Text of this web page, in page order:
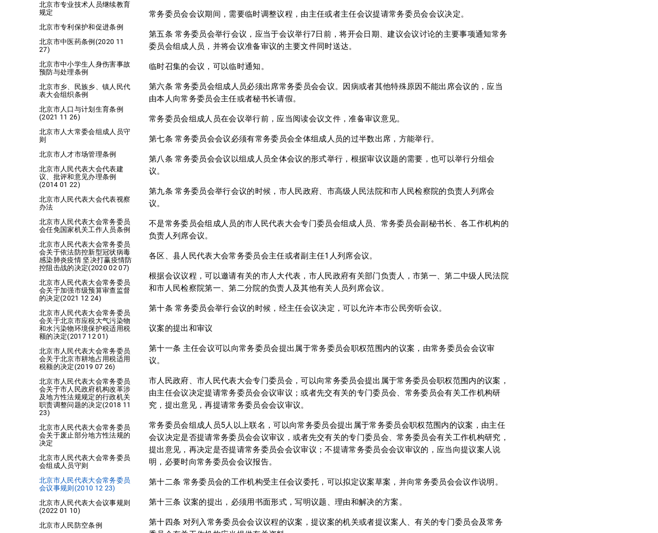
北京市专业技术人员继续教育
规定
北京市专利保护和促进条例
北京市中医药条例(2020 11
27)
北京市中小学生人身伤害事故
预防与处理条例
北京市乡、民族乡、镇人民代
表大会组织条例
北京市人口与计划生育条例
(2021 11 26)
北京市人大常委会组成人员守
则
北京市人才市场管理条例
北京市人民代表大会代表建
议、批评和意见办理条例
(2014 01 22)
北京市人民代表大会代表视察
办法
北京市人民代表大会常务委员
会任免国家机关工作人员条例
北京市人民代表大会常务委员
会关于依法防控新型冠状病毒
感染肺炎疫情 坚决打赢疫情防
控阻击战的决定(2020 02 07)
北京市人民代表大会常务委员
会关于加强市级预算审查监督
的决定(2021 12 24)
北京市人民代表大会常务委员
会关于北京市应税大气污染物
和水污染物环境保护税适用税
额的决定(2017 12 01)
北京市人民代表大会常务委员
会关于北京市耕地占用税适用
税额的决定(2019 07 26)
北京市人民代表大会常务委员
会关于市人民政府机构改革涉
及地方性法规规定的行政机关
职责调整问题的决定(2018 11
23)
北京市人民代表大会常务委员
会关于废止部分地方性法规的
决定
北京市人民代表大会常务委员
会组成人员守则
北京市人民代表大会常务委员
会议事规则(2010 12 23)
北京市人民代表大会议事规则
(2022 01 10)
北京市人民防空条例
常务委员会会议期间，需要临时调整议程，由主任或者主任会议提请常务委员会会议决定。
第五条 常务委员会举行会议，应当于会议举行7日前，将开会日期、建议会议讨论的主要事项通知常务
委员会组成人员，并将会议准备审议的主要文件同时送达。
临时召集的会议，可以临时通知。
第六条 常务委员会组成人员必须出席常务委员会会议。因病或者其他特殊原因不能出席会议的，应当
由本人向常务委员会主任或者秘书长请假。
常务委员会组成人员在会议举行前，应当阅读会议文件，准备审议意见。
第七条 常务委员会会议必须有常务委员会全体组成人员的过半数出席，方能举行。
第八条 常务委员会会议以组成人员全体会议的形式举行，根据审议议题的需要，也可以举行分组会
议。
第九条 常务委员会举行会议的时候，市人民政府、市高级人民法院和市人民检察院的负责人列席会
议。
不是常务委员会组成人员的市人民代表大会专门委员会组成人员、常务委员会副秘书长、各工作机构的
负责人列席会议。
各区、县人民代表大会常务委员会主任或者副主任1人列席会议。
根据会议议程，可以邀请有关的市人大代表，市人民政府有关部门负责人，市第一、第二中级人民法院
和市人民检察院第一、第二分院的负责人及其他有关人员列席会议。
第十条 常务委员会举行会议的时候，经主任会议决定，可以允许本市公民旁听会议。
议案的提出和审议
第十一条 主任会议可以向常务委员会提出属于常务委员会职权范围内的议案，由常务委员会会议审
议。
市人民政府、市人民代表大会专门委员会，可以向常务委员会提出属于常务委员会职权范围内的议案，
由主任会议决定提请常务委员会会议审议；或者先交有关的专门委员会、常务委员会有关工作机构研
究，提出意见，再提请常务委员会会议审议。
常务委员会组成人员5人以上联名，可以向常务委员会提出属于常务委员会职权范围内的议案，由主任
会议决定是否提请常务委员会会议审议，或者先交有关的专门委员会、常务委员会有关工作机构研究，
提出意见，再决定是否提请常务委员会会议审议；不提请常务委员会会议审议的，应当向提议案人说
明，必要时向常务委员会会议报告。
第十二条 常务委员会的工作机构受主任会议委托，可以拟定议案草案，并向常务委员会会议作说明。
第十三条 议案的提出，必须用书面形式，写明议题、理由和解决的方案。
第十四条 对列入常务委员会会议议程的议案，提议案的机关或者提议案人、有关的专门委员会及常务